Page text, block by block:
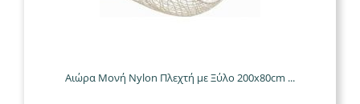
Αιώρα Μονή Nylon Πλεχτή με Ξύλο 200x80cm ...